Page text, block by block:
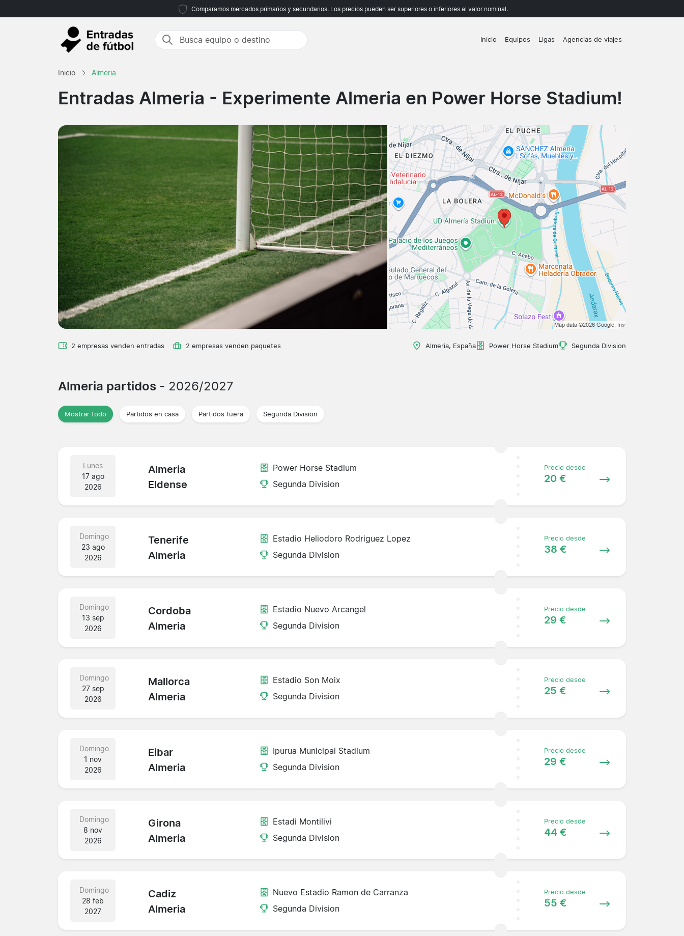
Comparamos mercados primarios y secundarios. Los precios pueden ser superiores o inferiores al valor nominal.
Inicio Equipos Ligas Agencias de viajes
Inicio Almeria
Entradas Almeria - Experimente Almeria en Power Horse Stadium!
2 empresas venden entradas 2 empresas venden paquetes Almeria, España Power Horse Stadium Segunda Division
Almeria partidos - 2026/2027
Mostrar todo Partidos en casa Partidos fuera Segunda Division
Lunes
17 ago
2026
Almeria
Eldense
Power Horse Stadium
Segunda Division
Precio desde
20 €
Domingo
23 ago
2026
Tenerife
Almeria
Estadio Heliodoro Rodriguez Lopez
Segunda Division
Precio desde
38 €
Domingo
13 sep
2026
Cordoba
Almeria
Estadio Nuevo Arcangel
Segunda Division
Precio desde
29 €
Domingo
27 sep
2026
Mallorca
Almeria
Estadio Son Moix
Segunda Division
Precio desde
25 €
Domingo
1 nov
2026
Eibar
Almeria
Ipurua Municipal Stadium
Segunda Division
Precio desde
29 €
Domingo
8 nov
2026
Girona
Almeria
Estadi Montilivi
Segunda Division
Precio desde
44 €
Domingo
28 feb
2027
Cadiz
Almeria
Nuevo Estadio Ramon de Carranza
Segunda Division
Precio desde
55 €